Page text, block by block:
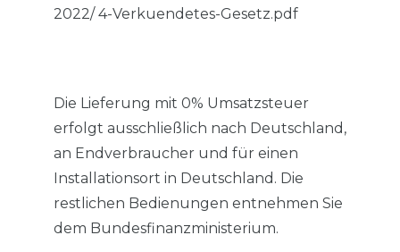
2022/ 4-Verkuendetes-Gesetz.pdf
Die Lieferung mit 0% Umsatzsteuer
erfolgt ausschließlich nach Deutschland,
an Endverbraucher und für einen
Installationsort in Deutschland. Die
restlichen Bedienungen entnehmen Sie
dem Bundesfinanzministerium.